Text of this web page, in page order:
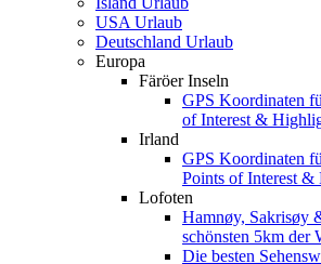
USA Urlaub
Deutschland Urlaub
Europa
Färöer Inseln
GPS Koordinaten
of Interest &
Irland
GPS Koordinaten
Points of Interest &
Lofoten
Hamnøy, Sakrisøy
schönsten 5km der
Die besten